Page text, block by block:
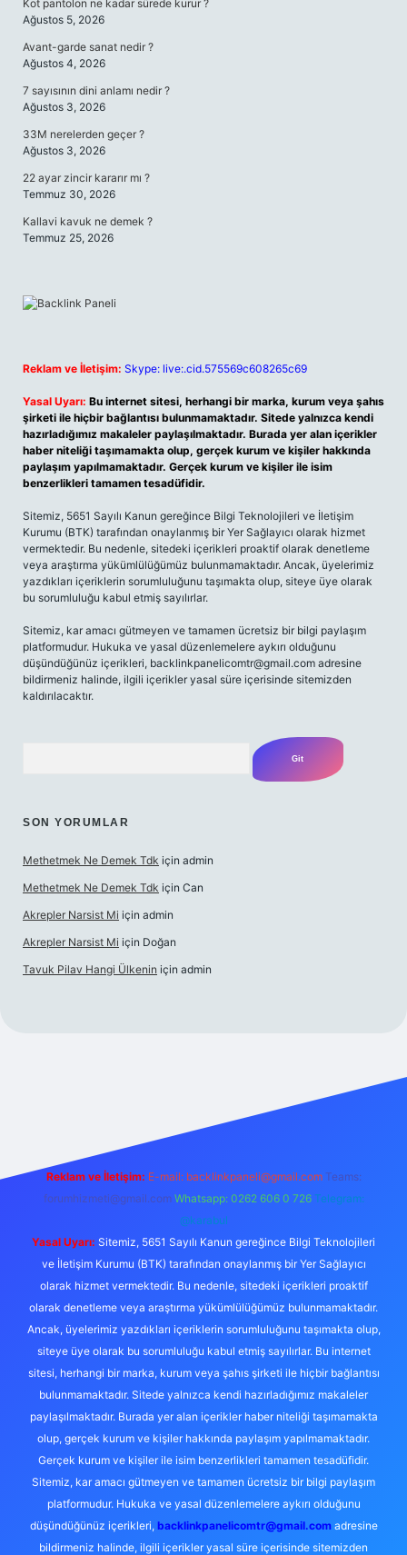
Kot pantolon ne kadar sürede kurur ?
Ağustos 5, 2026
Avant-garde sanat nedir ?
Ağustos 4, 2026
7 sayısının dini anlamı nedir ?
Ağustos 3, 2026
33M nerelerden geçer ?
Ağustos 3, 2026
22 ayar zincir kararır mı ?
Temmuz 30, 2026
Kallavi kavuk ne demek ?
Temmuz 25, 2026
Reklam ve İletişim: Skype: live:.cid.575569c608265c69
Yasal Uyarı: Bu internet sitesi, herhangi bir marka, kurum veya şahıs
şirketi ile hiçbir bağlantısı bulunmamaktadır. Sitede yalnızca kendi
hazırladığımız makaleler paylaşılmaktadır. Burada yer alan içerikler
haber niteliği taşımamakta olup, gerçek kurum ve kişiler hakkında
paylaşım yapılmamaktadır. Gerçek kurum ve kişiler ile isim
benzerlikleri tamamen tesadüfidir.
Sitemiz, 5651 Sayılı Kanun gereğince Bilgi Teknolojileri ve İletişim
Kurumu (BTK) tarafından onaylanmış bir Yer Sağlayıcı olarak hizmet
vermektedir. Bu nedenle, sitedeki içerikleri proaktif olarak denetleme
veya araştırma yükümlülüğümüz bulunmamaktadır. Ancak, üyelerimiz
yazdıkları içeriklerin sorumluluğunu taşımakta olup, siteye üye olarak
bu sorumluluğu kabul etmiş sayılırlar.
Sitemiz, kar amacı gütmeyen ve tamamen ücretsiz bir bilgi paylaşım
platformudur. Hukuka ve yasal düzenlemelere aykırı olduğunu
düşündüğünüz içerikleri, backlinkpanelicomtr@gmail.com adresine
bildirmeniz halinde, ilgili içerikler yasal süre içerisinde sitemizden
kaldırılacaktır.
SON YORUMLAR
Methetmek Ne Demek Tdk için admin
Methetmek Ne Demek Tdk için Can
Akrepler Narsist Mi için admin
Akrepler Narsist Mi için Doğan
Tavuk Pilav Hangi Ülkenin için admin
Reklam ve İletişim: E-mail: backlinkpaneli@gmail.com Teams:
forumhizmeti@gmail.com Whatsapp: 0262 606 0 726 Telegram:
@karabul
Yasal Uyarı: Sitemiz, 5651 Sayılı Kanun gereğince Bilgi Teknolojileri
ve İletişim Kurumu (BTK) tarafından onaylanmış bir Yer Sağlayıcı
olarak hizmet vermektedir. Bu nedenle, sitedeki içerikleri proaktif
olarak denetleme veya araştırma yükümlülüğümüz bulunmamaktadır.
Ancak, üyelerimiz yazdıkları içeriklerin sorumluluğunu taşımakta olup,
siteye üye olarak bu sorumluluğu kabul etmiş sayılırlar. Bu internet
sitesi, herhangi bir marka, kurum veya şahıs şirketi ile hiçbir bağlantısı
bulunmamaktadır. Sitede yalnızca kendi hazırladığımız makaleler
paylaşılmaktadır. Burada yer alan içerikler haber niteliği taşımamakta
olup, gerçek kurum ve kişiler hakkında paylaşım yapılmamaktadır.
Gerçek kurum ve kişiler ile isim benzerlikleri tamamen tesadüfidir.
Sitemiz, kar amacı gütmeyen ve tamamen ücretsiz bir bilgi paylaşım
platformudur. Hukuka ve yasal düzenlemelere aykırı olduğunu
düşündüğünüz içerikleri, backlinkpanelicomtr@gmail.comadresine
bildirmeniz halinde, ilgili içerikler yasal süre içerisinde sitemizden